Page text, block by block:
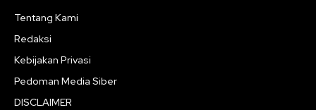
Tentang Kami
Redaksi
Kebijakan Privasi
Pedoman Media Siber
DISCLAIMER